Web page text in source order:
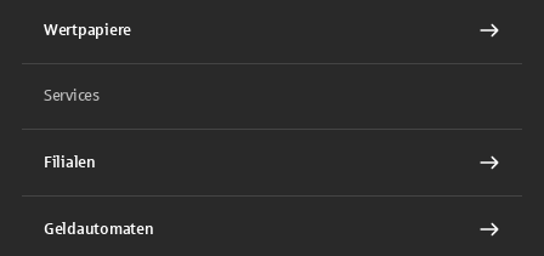
Wertpapiere
Services
Filialen
Geldautomaten